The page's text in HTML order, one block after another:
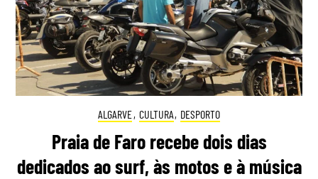
ALGARVE, CULTURA, DESPORTO
Praia de Faro recebe dois dias
dedicados ao surf, às motos e à música